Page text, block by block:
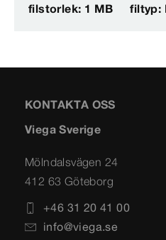
filstorlek: 1 MB
filtyp:
KONTAKTA OSS
Viega Sverige
Mölndalsvägen 24
412 63 Göteborg
+46 31 20 41 00
info@viega.se